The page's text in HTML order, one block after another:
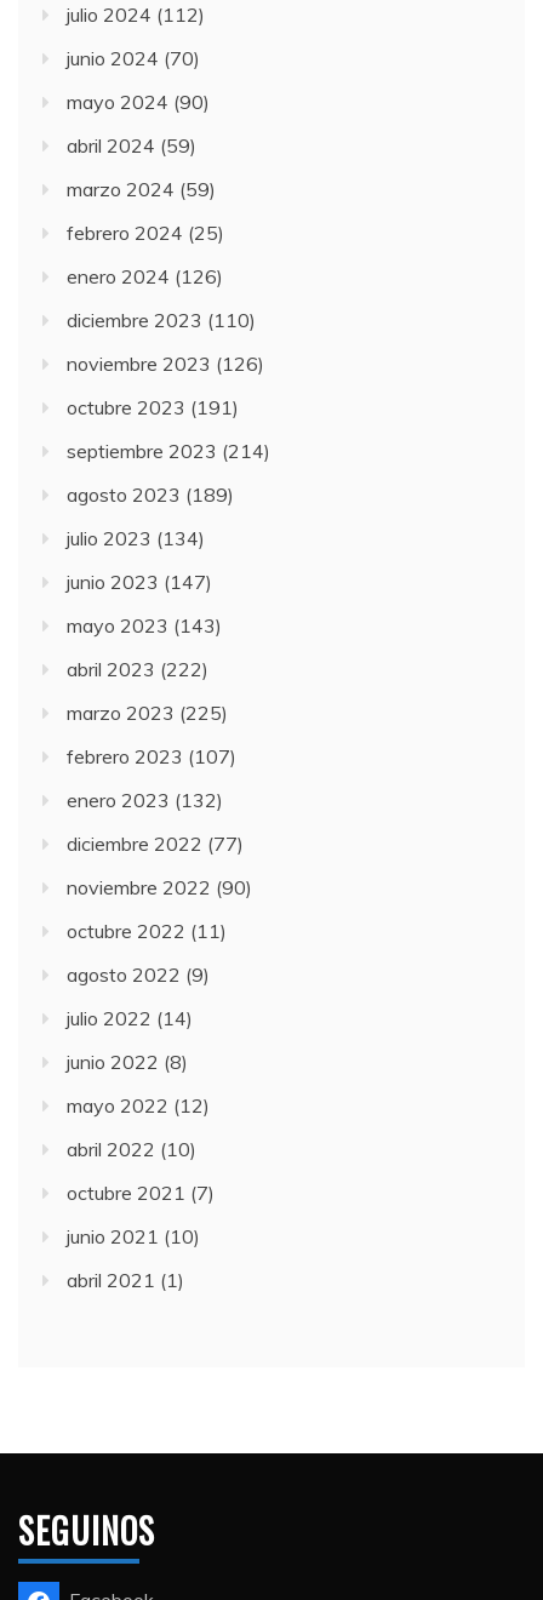
julio 2024 (112)
junio 2024 (70)
mayo 2024 (90)
abril 2024 (59)
marzo 2024 (59)
febrero 2024 (25)
enero 2024 (126)
diciembre 2023 (110)
noviembre 2023 (126)
octubre 2023 (191)
septiembre 2023 (214)
agosto 2023 (189)
julio 2023 (134)
junio 2023 (147)
mayo 2023 (143)
abril 2023 (222)
marzo 2023 (225)
febrero 2023 (107)
enero 2023 (132)
diciembre 2022 (77)
noviembre 2022 (90)
octubre 2022 (11)
agosto 2022 (9)
julio 2022 (14)
junio 2022 (8)
mayo 2022 (12)
abril 2022 (10)
octubre 2021 (7)
junio 2021 (10)
abril 2021 (1)
SEGUINOS